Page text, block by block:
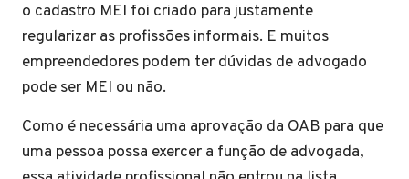
o cadastro MEI foi criado para justamente
regularizar as profissões informais. E muitos
empreendedores podem ter dúvidas de advogado
pode ser MEI ou não.
Como é necessária uma aprovação da OAB para que
uma pessoa possa exercer a função de advogada,